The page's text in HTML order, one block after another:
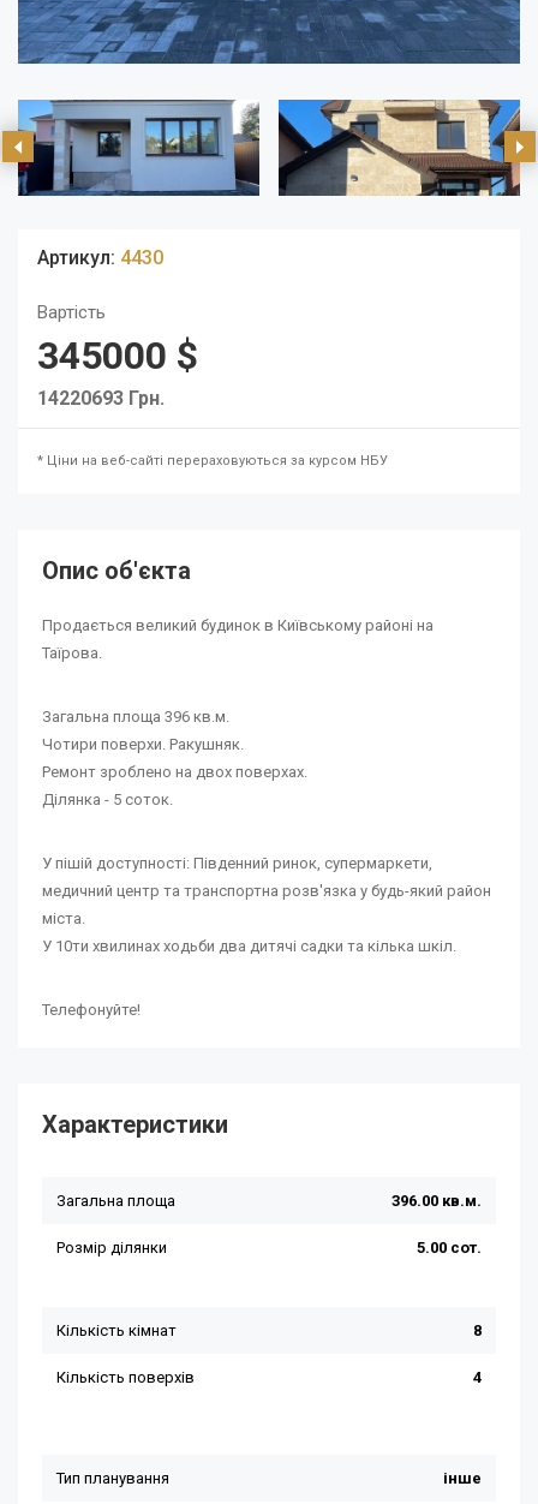
Артикул: 4430
Вартість
345000 $
14220693 Грн.
* Ціни на веб-сайті перераховуються за курсом НБУ
Опис об'єкта
Продається великий будинок в Київському районі на
Таїрова.
Загальна площа 396 кв.м.
Чотири поверхи. Ракушняк.
Ремонт зроблено на двох поверхах.
Ділянка - 5 соток.
У пішій доступності: Південний ринок, супермаркети,
медичний центр та транспортна розв'язка у будь-який район
міста.
У 10ти хвилинах ходьби два дитячі садки та кілька шкіл.
Телефонуйте!
Характеристики